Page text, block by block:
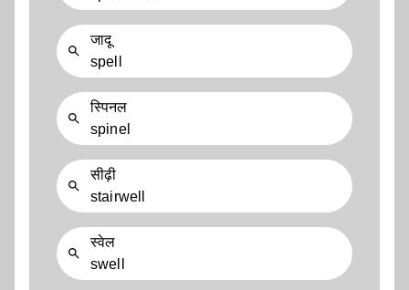
जादू
spell
स्पिनल
spinel
सीढ़ी
stairwell
स्वेल
swell